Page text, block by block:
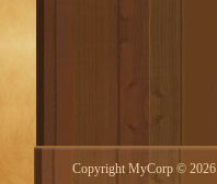
Copyright MyCorp © 2026